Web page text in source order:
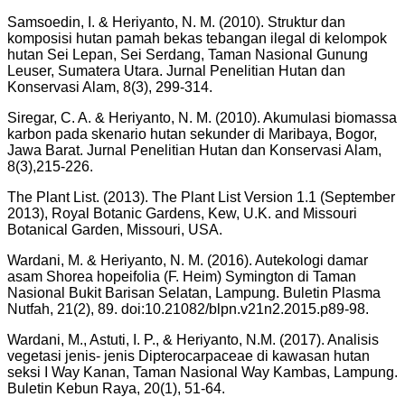
Samsoedin, I. & Heriyanto, N. M. (2010). Struktur dan
komposisi hutan pamah bekas tebangan ilegal di kelompok
hutan Sei Lepan, Sei Serdang, Taman Nasional Gunung
Leuser, Sumatera Utara. Jurnal Penelitian Hutan dan
Konservasi Alam, 8(3), 299-314.
Siregar, C. A. & Heriyanto, N. M. (2010). Akumulasi biomassa
karbon pada skenario hutan sekunder di Maribaya, Bogor,
Jawa Barat. Jurnal Penelitian Hutan dan Konservasi Alam,
8(3),215-226.
The Plant List. (2013). The Plant List Version 1.1 (September
2013), Royal Botanic Gardens, Kew, U.K. and Missouri
Botanical Garden, Missouri, USA.
Wardani, M. & Heriyanto, N. M. (2016). Autekologi damar
asam Shorea hopeifolia (F. Heim) Symington di Taman
Nasional Bukit Barisan Selatan, Lampung. Buletin Plasma
Nutfah, 21(2), 89. doi:10.21082/blpn.v21n2.2015.p89-98.
Wardani, M., Astuti, I. P., & Heriyanto, N.M. (2017). Analisis
vegetasi jenis- jenis Dipterocarpaceae di kawasan hutan
seksi I Way Kanan, Taman Nasional Way Kambas, Lampung.
Buletin Kebun Raya, 20(1), 51-64.